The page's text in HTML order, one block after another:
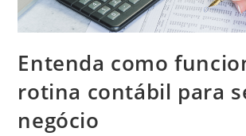
Entenda como
rotina contábil para
negócio